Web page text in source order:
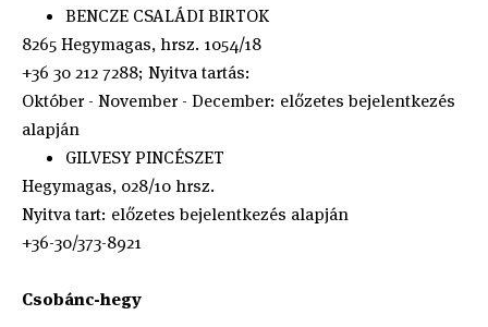
BENCZE CSALÁDI BIRTOK
8265 Hegymagas, hrsz. 1054/18
+36 30 212 7288; Nyitva tartás:
Október - November - December: előzetes bejelentkezés
alapján
GILVESY PINCÉSZET
Hegymagas, 028/10‎ hrsz.
Nyitva tart: előzetes bejelentkezés alapján
+36-30/373-8921
Csobánc-hegy